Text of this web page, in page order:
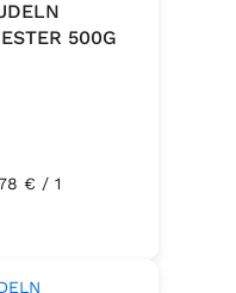
500G
€ / 1